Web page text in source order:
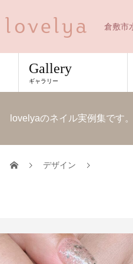
倉敷市
Gallery
ギャラリー
lovelyaのネイル実例集です。
デザイン